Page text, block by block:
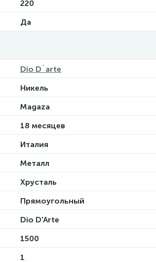
220
Да
Dio D`arte
Никель
Magaza
18 месяцев
Италия
Металл
Хрусталь
Прямоугольный
Dio D'Arte
1500
1